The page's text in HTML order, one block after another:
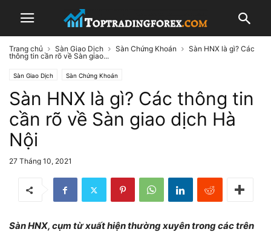
Trang chủ Sàn Giao Dịch Sàn Chứng Khoán
Sàn HNX là gì? Các
thông tin cần rõ về Sàn giao...
Sàn Giao Dịch Sàn Chứng Khoán
Sàn HNX là gì? Các thông tin
cần rõ về Sàn giao dịch Hà
Nội
27 Tháng 10, 2021
Sàn HNX, cụm từ xuất hiện thường xuyên trong các trên